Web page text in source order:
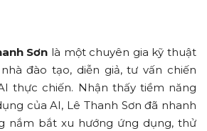
Sơn là một chuyên gia kỹ thuật
đào tạo, diễn giả, tư vấn chiến
thực chiến. Nhận thấy tiềm năng
của AI, Lê Thanh Sơn đã nhanh
nắm bắt xu hướng ứng dụng, thử